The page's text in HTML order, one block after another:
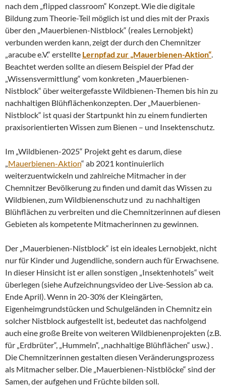
nach dem „flipped classroom“ Konzept. Wie die digitale
Bildung zum Theorie-Teil möglich ist und dies mit der Praxis
über den „Mauerbienen-Nistblock“ (reales Lernobjekt)
verbunden werden kann, zeigt der durch den Chemnitzer
„aracube e.V.“ erstellte Lernpfad zur „Mauerbienen-Aktion“
Beachtet werden sollte an diesem Beispiel der Pfad der
„Wissensvermittlung“ vom konkreten „Mauerbienen-
Nistblock“ über weitergefasste Wildbienen-Themen bis hin zu
nachhaltigen Blühflächenkonzepten. Der „Mauerbienen-
Nistblock“ ist quasi der Startpunkt hin zu einem fundierten
praxisorientierten Wissen zum Bienen – und Insektenschutz.
Im „Wildbienen-2025“ Projekt geht es darum, diese
Mauerbienen-Aktion“ ab 2021 kontinuierlich
weiterzuentwickeln und zahlreiche Mitmacher in der
Chemnitzer Bevölkerung zu finden und damit das Wissen zu
Wildbienen, zum Wildbienenschutz und zu nachhaltigen
Blühflächen zu verbreiten und die Chemnitzerinnen auf diesen
Gebieten als kompetente Mitmacherinnen zu gewinnen.
Der „Mauerbienen-Nistblock“ ist ein ideales Lernobjekt, nicht
nur für Kinder und Jugendliche, sondern auch für Erwachsene.
In dieser Hinsicht ist er allen sonstigen „Insektenhotels“ weit
überlegen (siehe Aufzeichnungsvideo der Live-Session ab ca.
Ende April). Wenn in 20-30% der Kleingärten,
Eigenheimgrundstücken und Schulgeländen in Chemnitz ein
solcher Nistblock aufgestellt ist, bedeutet das nachfolgend
auch eine große Breite von weiteren Wildbienenprojekten (z.B.
für „Erdbrüter“, „Hummeln“, „nachhaltige Blühflächen“ usw.) .
Die Chemnitzerinnen gestalten diesen Veränderungsprozess
als Mitmacher selber. Die „Mauerbienen-Nistblöcke“ sind der
Samen, der aufgehen und Früchte bilden soll.